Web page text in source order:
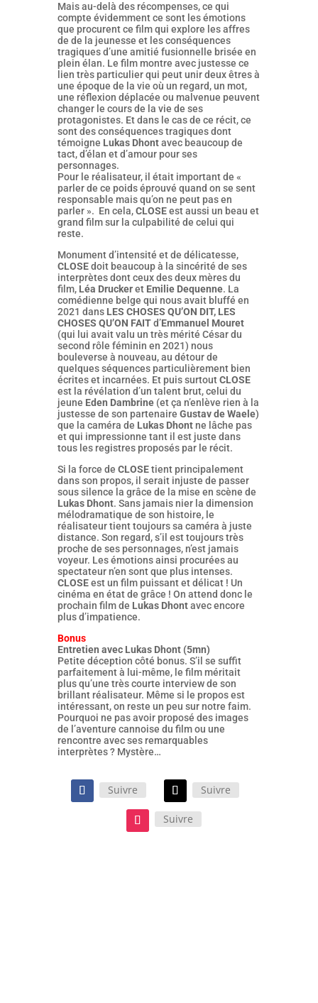
Mais au-delà des récompenses, ce qui
compte évidemment ce sont les émotions
que procurent ce film qui explore les affres
de de la jeunesse et les conséquences
tragiques d’une amitié fusionnelle brisée en
plein élan. Le film montre avec justesse ce
lien très particulier qui peut unir deux êtres à
une époque de la vie où un regard, un mot,
une réflexion déplacée ou malvenue peuvent
changer le cours de la vie de ses
protagonistes. Et dans le cas de ce récit, ce
sont des conséquences tragiques dont
témoigne Lukas Dhontavec beaucoup de
tact, d’élan et d’amour pour ses
personnages.
Pour le réalisateur, il était important de «
parler de ce poids éprouvé quand on se sent
responsable mais qu’on ne peut pas en
parler ». En cela,CLOSEest aussi un beau et
grand film sur la culpabilité de celui qui
reste.
Monument d’intensité et de délicatesse,
CLOSEdoit beaucoup à la sincérité de ses
interprètes dont ceux des deux mères du
film, Léa Druckeret Emilie Dequenne. La
comédienne belge qui nous avait bluffé en
2021 dans LES CHOSES QU’ON DIT, LES
CHOSES QU’ON FAITd’Emmanuel Mouret
(qui lui avait valu un très mérité César du
second rôle féminin en 2021) nous
bouleverse à nouveau, au détour de
quelques séquences particulièrement bien
écrites et incarnées. Et puis surtoutCLOSE
est la révélation d’un talent brut, celui du
jeune Eden Dambrine(et ça n’enlève rien à la
justesse de son partenaire Gustav de Waele)
que la caméra de Lukas Dhontne lâche pas
et qui impressionne tant il est juste dans
tous les registres proposés par le récit.
Si la force de CLOSEtient principalement
dans son propos, il serait injuste de passer
sous silence la grâce de la mise en scène de
Lukas Dhont. Sans jamais nier la dimension
mélodramatique de son histoire, le
réalisateur tient toujours sa caméra à juste
distance. Son regard, s’il est toujours très
proche de ses personnages, n’est jamais
voyeur. Les émotions ainsi procurées au
spectateur n’en sont que plus intenses.
CLOSEest un film puissant et délicat ! Un
cinéma en état de grâce ! On attend donc le
prochain film de Lukas Dhontavec encore
plus d’impatience.
Bonus
Entretien avec Lukas Dhont (5mn)
Petite déception côté bonus. S’il se suffit
parfaitement à lui-même, le film méritait
plus qu’une très courte interview de son
brillant réalisateur. Même si le propos est
intéressant, on reste un peu sur notre faim.
Pourquoi ne pas avoir proposé des images
de l’aventure cannoise du film ou une
rencontre avec ses remarquables
interprètes ? Mystère…
Suivre Suivre
Suivre